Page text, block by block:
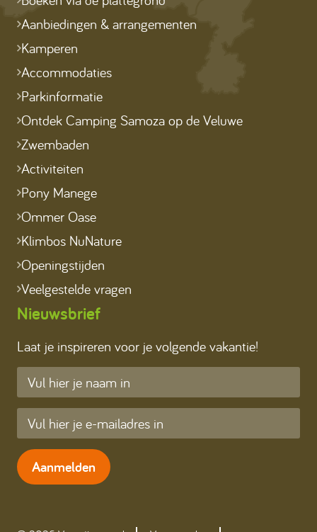
Aanbiedingen & arrangementen
Kamperen
Accommodaties
Parkinformatie
Ontdek Camping Samoza op de Veluwe
Zwembaden
Activiteiten
Pony Manege
Ommer Oase
Klimbos NuNature
Openingstijden
Veelgestelde vragen
Nieuwsbrief
Laat je inspireren voor je volgende vakantie!
Aanmelden